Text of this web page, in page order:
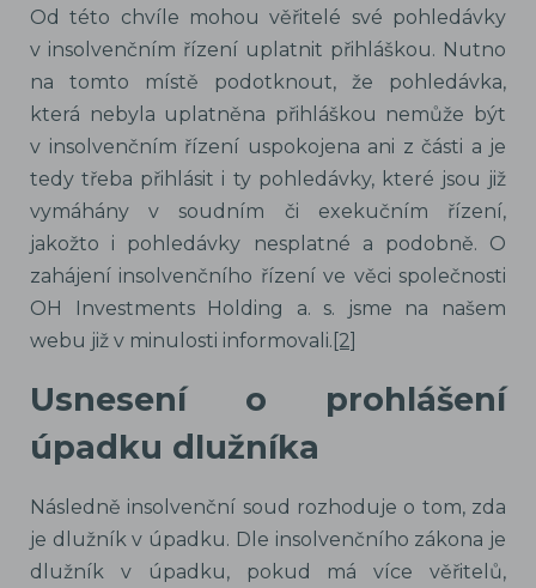
Od této chvíle mohou věřitelé své pohledávky
v insolvenčním řízení uplatnit přihláškou. Nutno
na tomto místě podotknout, že pohledávka,
která nebyla uplatněna přihláškou nemůže být
v insolvenčním řízení uspokojena ani z části a je
tedy třeba přihlásit i ty pohledávky, které jsou již
vymáhány v soudním či exekučním řízení,
jakožto i pohledávky nesplatné a podobně. O
zahájení insolvenčního řízení ve věci společnosti
OH Investments Holding a. s. jsme na našem
webu již v minulosti informovali. [2]
Usnesení o prohlášení
úpadku dlužníka
Následně insolvenční soud rozhoduje o tom, zda
je dlužník v úpadku. Dle insolvenčního zákona je
dlužník v úpadku, pokud má více věřitelů,